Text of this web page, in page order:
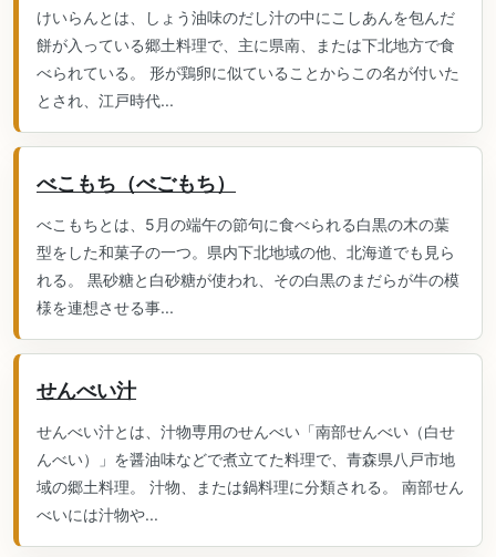
けいらんとは、しょう油味のだし汁の中にこしあんを包んだ
餅が入っている郷土料理で、主に県南、または下北地方で食
べられている。 形が鶏卵に似ていることからこの名が付いた
とされ、江戸時代...
べこもち（べごもち）
べこもちとは、5月の端午の節句に食べられる白黒の木の葉
型をした和菓子の一つ。県内下北地域の他、北海道でも見ら
れる。 黒砂糖と白砂糖が使われ、その白黒のまだらが牛の模
様を連想させる事...
せんべい汁
せんべい汁とは、汁物専用のせんべい「南部せんべい（白せ
んべい）」を醤油味などで煮立てた料理で、青森県八戸市地
域の郷土料理。 汁物、または鍋料理に分類される。 南部せん
べいには汁物や...